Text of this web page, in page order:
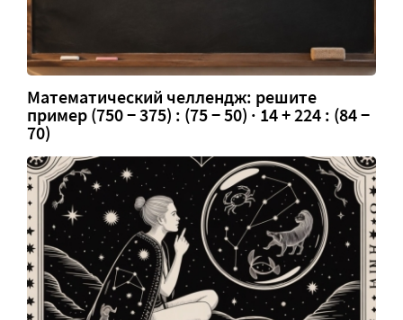
Математический челлендж: решите
пример (750 − 375) : (75 − 50) · 14 + 224 : (84 −
70)